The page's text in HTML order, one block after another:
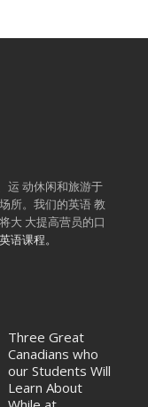
运 动休闲和旅游于
所。我们的英语 教
大 大提高营员的口
语课程。
Three Great
Canadians who
our Students Will
Learn About